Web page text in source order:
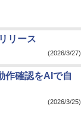
リース
(2026/3/27)
作確認をAIで自
(2026/3/25)